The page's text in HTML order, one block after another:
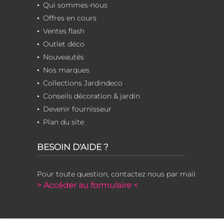
Qui sommes-nous
Offres en cours
Ventes flash
Outlet déco
Nouveautés
Nos marques
Collections Jardindeco
Conseils décoration & jardin
Devenir fournisseur
Plan du site
BESOIN D'AIDE ?
Pour toute question, contactez nous par mail
> Accéder au formulaire <